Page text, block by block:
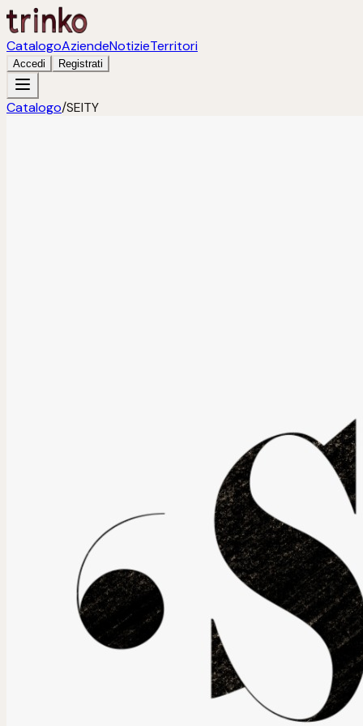
CatalogoAziendeNotizieTerritori
Accedi Registrati
Catalogo/SEITY